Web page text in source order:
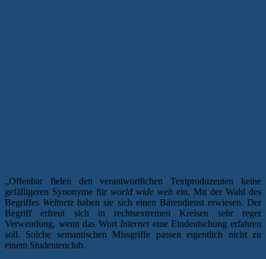
„Offenbar fielen den verantwortlichen Textproduzenten keine
gefälligeren Synonyme für world wide web ein. Mit der Wahl des
Begriffes Weltnetz haben sie sich einen Bärendienst erwiesen. Der
Begriff erfreut sich in rechtsextremen Kreisen sehr reger
Verwendung, wenn das Wort Internet eine Eindeutschung erfahren
soll. Solche semantischen Missgriffe passen eigentlich nicht zu
einem Studentenclub.